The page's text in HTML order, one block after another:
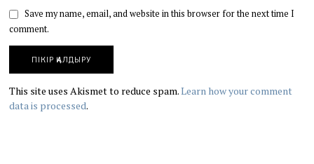
Save my name, email, and website in this browser for the next time I
comment.
This site uses Akismet to reduce spam.Learn how your comment
data is processed.